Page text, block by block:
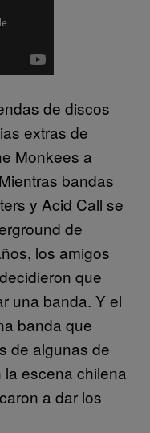
de discos
extras de
Monkees a
bandas
y Acid Call se
de
los amigos
que
una banda. Y el
banda que
de algunas de
escena chilena
a dar los